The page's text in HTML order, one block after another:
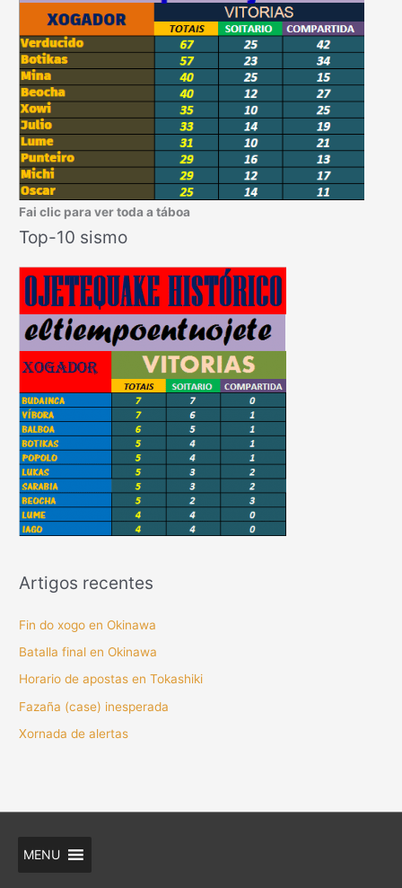
Fai clic para ver toda a táboa
Top-10 sismo
Artigos recentes
Fin do xogo en Okinawa
Batalla final en Okinawa
Horario de apostas en Tokashiki
Fazaña (case) inesperada
Xornada de alertas
MENU